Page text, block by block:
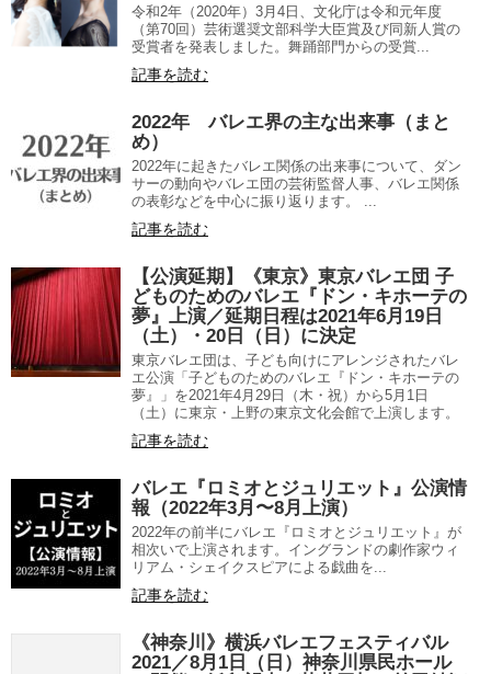
令和2年（2020年）3月4日、文化庁は令和元年度
（第70回）芸術選奨文部科学大臣賞及び同新人賞の
受賞者を発表しました。舞踊部門からの受賞...
記事を読む
2022年 バレエ界の主な出来事（まと
め）
2022年に起きたバレエ関係の出来事について、ダン
サーの動向やバレエ団の芸術監督人事、バレエ関係
の表彰などを中心に振り返ります。 ...
記事を読む
【公演延期】《東京》東京バレエ団 子
どものためのバレエ『ドン・キホーテの
夢』上演／延期日程は2021年6月19日
（土）・20日（日）に決定
東京バレエ団は、子ども向けにアレンジされたバレ
エ公演「子どものためのバレエ『ドン・キホーテの
夢』」を2021年4月29日（木・祝）から5月1日
（土）に東京・上野の東京文化会館で上演します。
記事を読む
バレエ『ロミオとジュリエット』公演情
報（2022年3月〜8月上演）
2022年の前半にバレエ『ロミオとジュリエット』が
相次いで上演されます。イングランドの劇作家ウィ
リアム・シェイクスピアによる戯曲を...
記事を読む
《神奈川》横浜バレエフェスティバル
2021／8月1日（日）神奈川県民ホール